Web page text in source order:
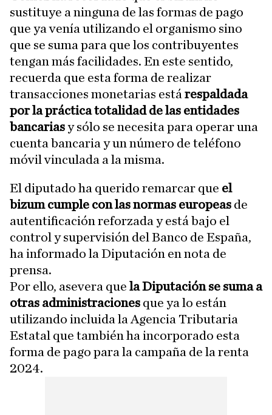
sustituye a ninguna de las formas de pago
que ya venía utilizando el organismo sino
que se suma para que los contribuyentes
tengan más facilidades. En este sentido,
recuerda que esta forma de realizar
transacciones monetarias está respaldada
por la práctica totalidad de las entidades
bancariasy sólo se necesita para operar una
cuenta bancaria y un número de teléfono
móvil vinculada a la misma.
El diputado ha querido remarcar que el
bizum cumple con las normas europeas de
autentificación reforzada y está bajo el
control y supervisión del Banco de España,
ha informado la Diputación en nota de
prensa.
Por ello, asevera que la Diputación se suma a
otras administraciones que ya lo están
utilizando incluida la Agencia Tributaria
Estatal que también ha incorporado esta
forma de pago para la campaña de la renta
2024.